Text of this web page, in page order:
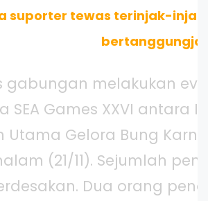
suporter tewas terinjak-
gabungan melakukan
SEA Games XXVI antara
Utama Gelora Bung
(21/11). Sejumlah
Dua orang